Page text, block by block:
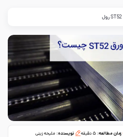
زمان مطالعه:‌ ۵ دقیقه نویسنده: ملیحه زینی